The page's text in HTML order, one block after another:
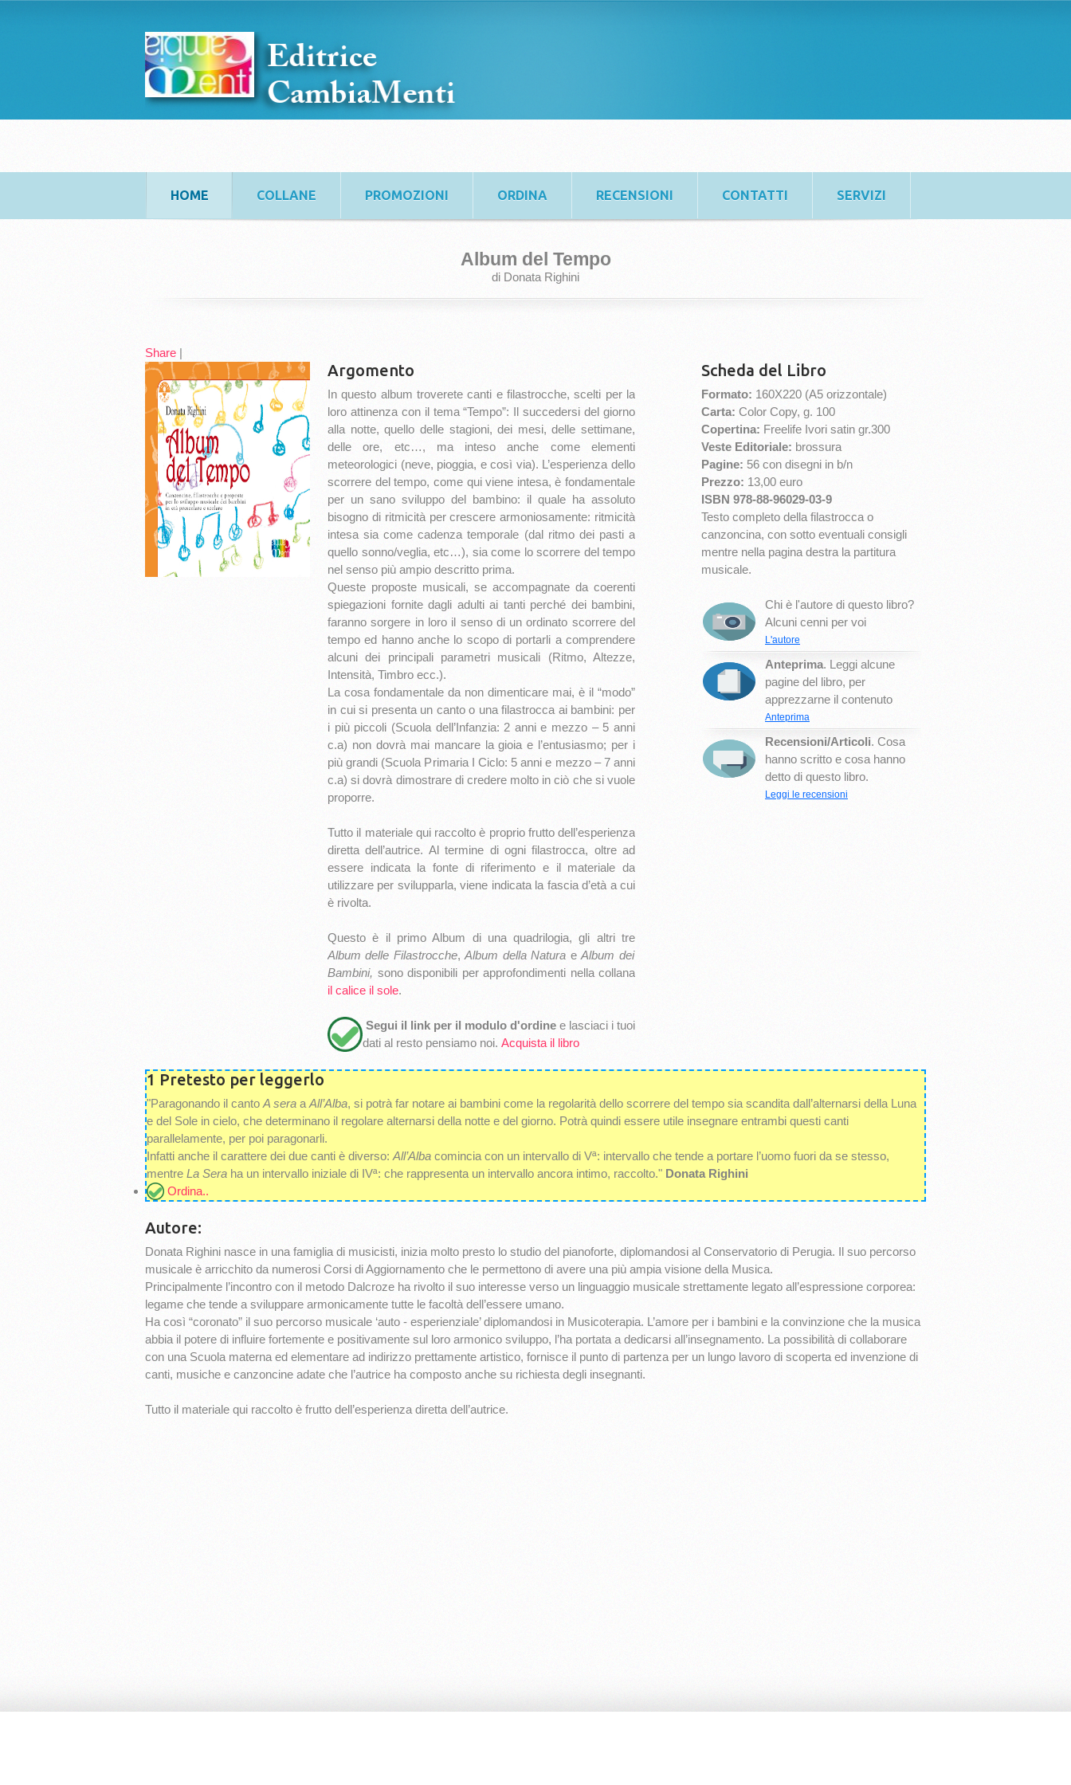
HOME COLLANE PROMOZIONI ORDINA RECENSIONI CONTATTI SERVIZI
Album del Tempo
di Donata Righini
Share |
Argomento
In questo album troverete canti e filastrocche, scelti per la
loro attinenza con il tema “Tempo”: Il succedersi del giorno
alla notte, quello delle stagioni, dei mesi, delle settimane,
delle ore, etc…, ma inteso anche come elementi
meteorologici (neve, pioggia, e così via). L’esperienza dello
scorrere del tempo, come qui viene intesa, è fondamentale
per un sano sviluppo del bambino: il quale ha assoluto
bisogno di ritmicità per crescere armoniosamente: ritmicità
intesa sia come cadenza temporale (dal ritmo dei pasti a
quello sonno/veglia, etc…), sia come lo scorrere del tempo
nel senso più ampio descritto prima.
Queste proposte musicali, se accompagnate da coerenti
spiegazioni fornite dagli adulti ai tanti perché dei bambini,
faranno sorgere in loro il senso di un ordinato scorrere del
tempo ed hanno anche lo scopo di portarli a comprendere
alcuni dei principali parametri musicali (Ritmo, Altezze,
Intensità, Timbro ecc.).
La cosa fondamentale da non dimenticare mai, è il “modo”
in cui si presenta un canto o una filastrocca ai bambini: per
i più piccoli (Scuola dell’Infanzia: 2 anni e mezzo – 5 anni
c.a) non dovrà mai mancare la gioia e l’entusiasmo; per i
più grandi (Scuola Primaria I Ciclo: 5 anni e mezzo – 7 anni
c.a) si dovrà dimostrare di credere molto in ciò che si vuole
proporre.
Tutto il materiale qui raccolto è proprio frutto dell’esperienza
diretta dell’autrice. Al termine di ogni filastrocca, oltre ad
essere indicata la fonte di riferimento e il materiale da
utilizzare per svilupparla, viene indicata la fascia d’età a cui
è rivolta.
Questo è il primo Album di una quadrilogia, gli altri tre
Album delle Filastrocche,Album della Natura eAlbum dei
Bambini, sono disponibili per approfondimenti nella collana
il calice il sole.
Segui il link per il modulo d'ordine e lasciaci i tuoi
dati al resto pensiamo noi. Acquista il libro
Scheda del Libro
Formato: 160X220 (A5 orizzontale)
Carta: Color Copy, g. 100
Copertina: Freelife Ivori satin gr.300
Veste Editoriale: brossura
Pagine: 56 con disegni in b/n
Prezzo: 13,00 euro
ISBN 978-88-96029-03-9
Testo completo della filastrocca o
canzoncina, con sotto eventuali consigli
mentre nella pagina destra la partitura
musicale.
Chi è l'autore di questo libro?
Alcuni cenni per voi
L'autore
Anteprima. Leggi alcune
pagine del libro, per
apprezzarne il contenuto
Anteprima
Recensioni/Articoli. Cosa
hanno scritto e cosa hanno
detto di questo libro.
Leggi le recensioni
1 Pretesto per leggerlo
"Paragonando il canto A sera a All’Alba, si potrà far notare ai bambini come la regolarità dello scorrere del tempo sia scandita dall’alternarsi della Luna
e del Sole in cielo, che determinano il regolare alternarsi della notte e del giorno. Potrà quindi essere utile insegnare entrambi questi canti
parallelamente, per poi paragonarli.
Infatti anche il carattere dei due canti è diverso: All’Alba comincia con un intervallo di Vª: intervallo che tende a portare l’uomo fuori da se stesso,
mentre La Sera ha un intervallo iniziale di IVª: che rappresenta un intervallo ancora intimo, raccolto." Donata Righini
Ordina..
Autore:
Donata Righini nasce in una famiglia di musicisti, inizia molto presto lo studio del pianoforte, diplomandosi al Conservatorio di Perugia. Il suo percorso
musicale è arricchito da numerosi Corsi di Aggiornamento che le permettono di avere una più ampia visione della Musica.
Principalmente l’incontro con il metodo Dalcroze ha rivolto il suo interesse verso un linguaggio musicale strettamente legato all’espressione corporea:
legame che tende a sviluppare armonicamente tutte le facoltà dell’essere umano.
Ha così “coronato” il suo percorso musicale ‘auto - esperienziale’ diplomandosi in Musicoterapia. L’amore per i bambini e la convinzione che la musica
abbia il potere di influire fortemente e positivamente sul loro armonico sviluppo, l’ha portata a dedicarsi all’insegnamento. La possibilità di collaborare
con una Scuola materna ed elementare ad indirizzo prettamente artistico, fornisce il punto di partenza per un lungo lavoro di scoperta ed invenzione di
canti, musiche e canzoncine adate che l’autrice ha composto anche su richiesta degli insegnanti.
Tutto il materiale qui raccolto è frutto dell’esperienza diretta dell’autrice.